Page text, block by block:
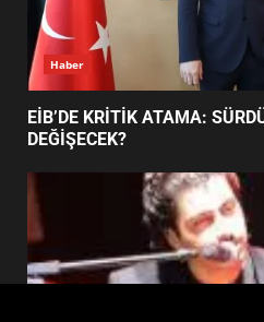
5
BURHANİYE
TURNUVASI
7
BURHANİYE
YENİ
ŞEKİLLENDİ?
Haber
EİB’DE KRİTİK ATAMA:
DEĞİŞECEK?